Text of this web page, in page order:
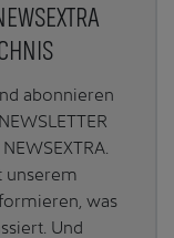
abonnieren
unserem
was
Und